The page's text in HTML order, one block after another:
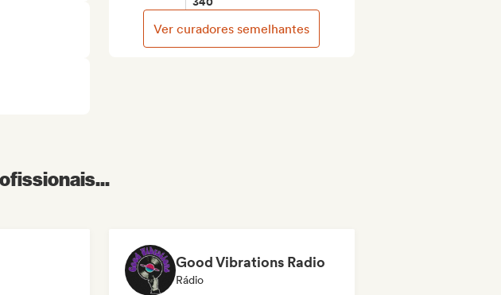
Ver curadores semelhantes
Good Vibrations Radio
Rádio